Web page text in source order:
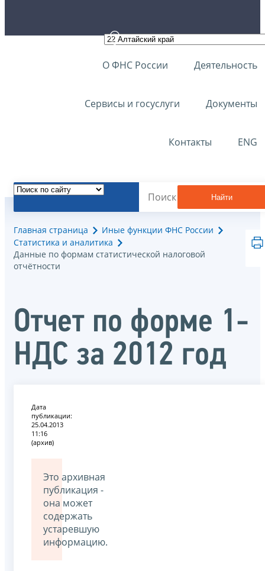
О ФНС России Деятельность
Сервисы и госуслуги Документы
Контакты ENG
Найти
Главная страница
Иные функции ФНС России
Статистика и аналитика
Данные по формам статистической налоговой
отчётности
Отчет по форме 1-
НДС за 2012 год
Дата
публикации:
25.04.2013
11:16
(архив)
Это архивная
публикация -
она может
содержать
устаревшую
информацию.